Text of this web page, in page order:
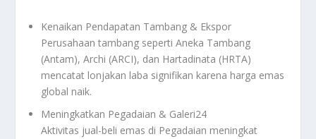
Kenaikan Pendapatan Tambang & Ekspor
Perusahaan tambang seperti Aneka Tambang
(Antam), Archi (ARCI), dan Hartadinata (HRTA)
mencatat lonjakan laba signifikan karena harga emas
global naik.
Meningkatkan Pegadaian & Galeri24
Aktivitas jual-beli emas di Pegadaian meningkat